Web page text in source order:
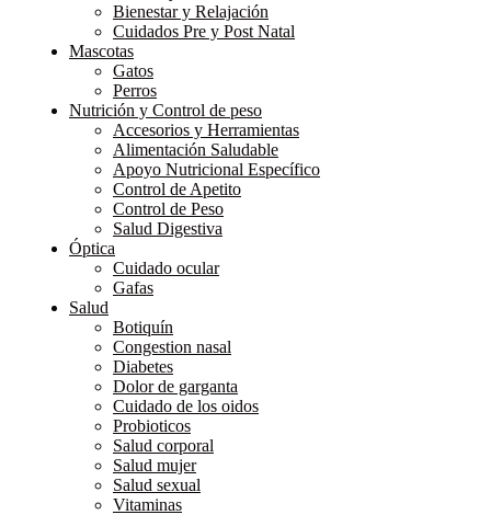
Bienestar y Relajación
Cuidados Pre y Post Natal
Mascotas
Gatos
Perros
Nutrición y Control de peso
Accesorios y Herramientas
Alimentación Saludable
Apoyo Nutricional Específico
Control de Apetito
Control de Peso
Salud Digestiva
Óptica
Cuidado ocular
Gafas
Salud
Botiquín
Congestion nasal
Diabetes
Dolor de garganta
Cuidado de los oidos
Probioticos
Salud corporal
Salud mujer
Salud sexual
Vitaminas